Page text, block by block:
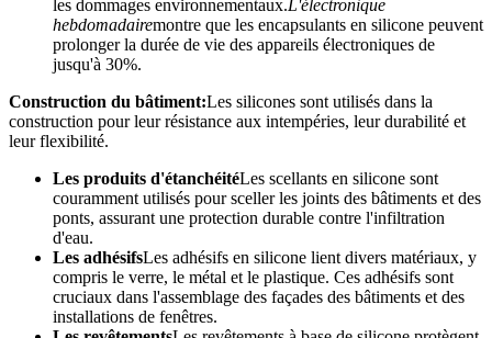
les dommages environnementaux.L'électronique
hebdomadairemontre que les encapsulants en silicone peuvent
prolonger la durée de vie des appareils électroniques de
jusqu'à 30%.
Construction du bâtiment:Les silicones sont utilisés dans la
construction pour leur résistance aux intempéries, leur durabilité et
leur flexibilité.
Les produits d'étanchéitéLes scellants en silicone sont
couramment utilisés pour sceller les joints des bâtiments et des
ponts, assurant une protection durable contre l'infiltration
d'eau.
Les adhésifsLes adhésifs en silicone lient divers matériaux, y
compris le verre, le métal et le plastique. Ces adhésifs sont
cruciaux dans l'assemblage des façades des bâtiments et des
installations de fenêtres.